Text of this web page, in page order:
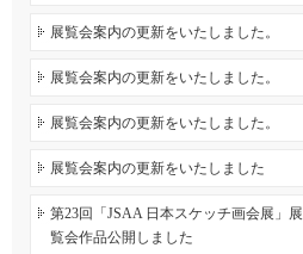
展覧会案内の更新をいたしました。
展覧会案内の更新をいたしました。
展覧会案内の更新をいたしました。
展覧会案内の更新をいたしました
第23回「JSAA 日本スケッチ画会展」展
覧会作品公開しました